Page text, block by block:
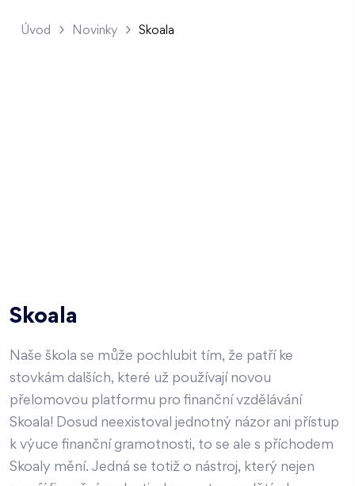
Úvod Novinky Skoala
Skoala
Naše škola se může pochlubit tím, že patří ke
stovkám dalších, které už používají novou
přelomovou platformu pro finanční vzdělávání
Skoala! Dosud neexistoval jednotný názor ani přístup
k výuce finanční gramotnosti, to se ale s příchodem
Skoaly mění. Jedná se totiž o nástroj, který nejen